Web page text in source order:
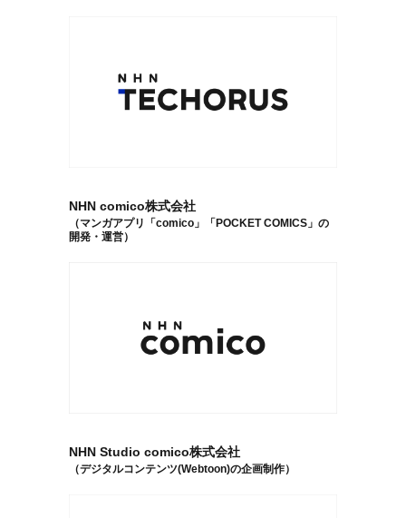
NHN comico株式会社
（マンガアプリ「comico」「POCKET COMICS」の
開発・運営）
NHN Studio comico株式会社
（デジタルコンテンツ(Webtoon)の企画制作）